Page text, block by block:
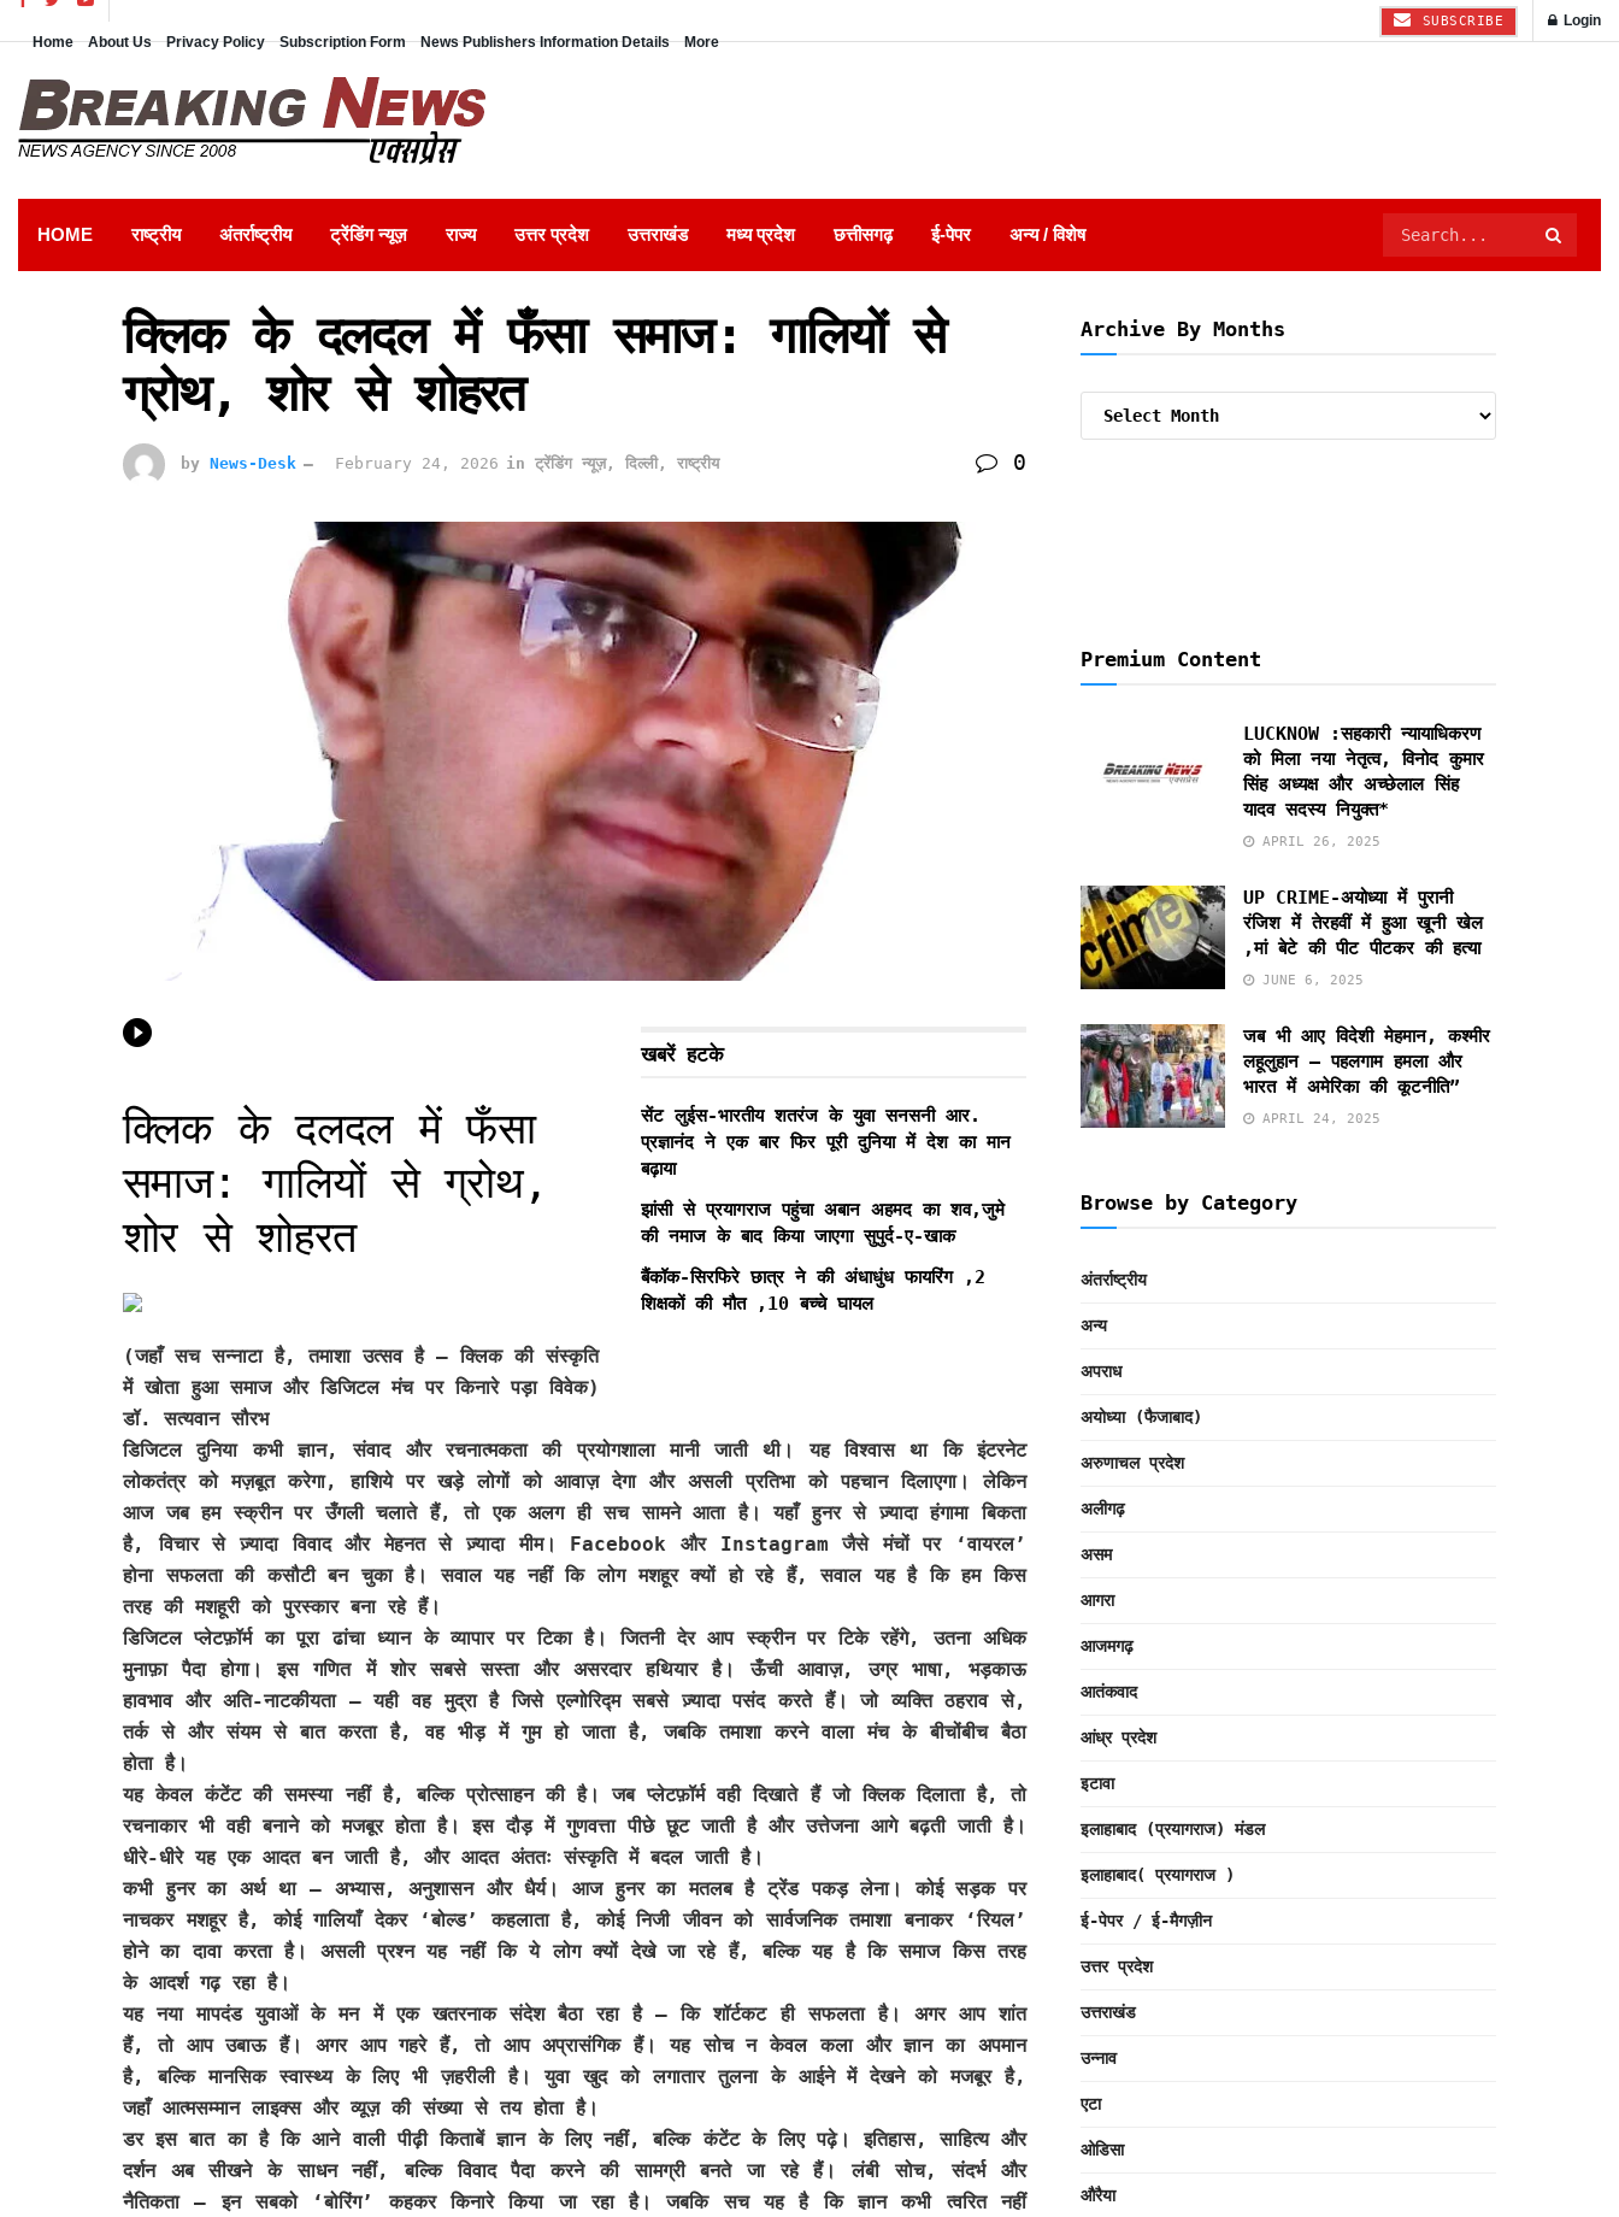
Home About Us Privacy Policy Subscription Form News Publishers Information Details More
SUBSCRIBE Login
HOME राष्ट्रीय अंतर्राष्ट्रीय ट्रेंडिंग न्यूज़ राज्य उत्तर प्रदेश उत्तराखंड मध्य प्रदेश छत्तीसगढ़ ई-पेपर अन्य / विशेष
क्लिक के दलदल में फँसा समाज: गालियों से
ग्रोथ, शोर से शोहरत
by News-Desk February 24, 2026 in ट्रेंडिंग न्यूज़, दिल्ली, राष्ट्रीय 0
खबरें हटके
सेंट लुईस-भारतीय शतरंज के युवा सनसनी आर.
प्रज्ञानंद ने एक बार फिर पूरी दुनिया में देश का मान
बढ़ाया
झांसी से प्रयागराज पहुंचा अबान अहमद का शव,जुमे
की नमाज के बाद किया जाएगा सुपुर्द-ए-खाक
बैंकॉक-सिरफिरे छात्र ने की अंधाधुंध फायरिंग ,2
शिक्षकों की मौत ,10 बच्चे घायल
क्लिक के दलदल में फँसा
समाज: गालियों से ग्रोथ,
शोर से शोहरत
(जहाँ सच सन्नाटा है, तमाशा उत्सव है — क्लिक की संस्कृति
में खोता हुआ समाज और डिजिटल मंच पर किनारे पड़ा विवेक)
डॉ. सत्यवान सौरभ
डिजिटल दुनिया कभी ज्ञान, संवाद और रचनात्मकता की प्रयोगशाला मानी जाती थी। यह विश्वास था कि इंटरनेट
लोकतंत्र को मज़बूत करेगा, हाशिये पर खड़े लोगों को आवाज़ देगा और असली प्रतिभा को पहचान दिलाएगा। लेकिन
आज जब हम स्क्रीन पर उँगली चलाते हैं, तो एक अलग ही सच सामने आता है। यहाँ हुनर से ज़्यादा हंगामा बिकता
है, विचार से ज़्यादा विवाद और मेहनत से ज़्यादा मीम। Facebook और Instagram जैसे मंचों पर ‘वायरल’
होना सफलता की कसौटी बन चुका है। सवाल यह नहीं कि लोग मशहूर क्यों हो रहे हैं, सवाल यह है कि हम किस
तरह की मशहूरी को पुरस्कार बना रहे हैं।
डिजिटल प्लेटफ़ॉर्म का पूरा ढांचा ध्यान के व्यापार पर टिका है। जितनी देर आप स्क्रीन पर टिके रहेंगे, उतना अधिक
मुनाफ़ा पैदा होगा। इस गणित में शोर सबसे सस्ता और असरदार हथियार है। ऊँची आवाज़, उग्र भाषा, भड़काऊ
हावभाव और अति-नाटकीयता — यही वह मुद्रा है जिसे एल्गोरिद्म सबसे ज़्यादा पसंद करते हैं। जो व्यक्ति ठहराव से,
तर्क से और संयम से बात करता है, वह भीड़ में गुम हो जाता है, जबकि तमाशा करने वाला मंच के बीचोंबीच बैठा
होता है।
यह केवल कंटेंट की समस्या नहीं है, बल्कि प्रोत्साहन की है। जब प्लेटफ़ॉर्म वही दिखाते हैं जो क्लिक दिलाता है, तो
रचनाकार भी वही बनाने को मजबूर होता है। इस दौड़ में गुणवत्ता पीछे छूट जाती है और उत्तेजना आगे बढ़ती जाती है।
धीरे-धीरे यह एक आदत बन जाती है, और आदत अंततः संस्कृति में बदल जाती है।
कभी हुनर का अर्थ था — अभ्यास, अनुशासन और धैर्य। आज हुनर का मतलब है ट्रेंड पकड़ लेना। कोई सड़क पर
नाचकर मशहूर है, कोई गालियाँ देकर ‘बोल्ड’ कहलाता है, कोई निजी जीवन को सार्वजनिक तमाशा बनाकर ‘रियल’
होने का दावा करता है। असली प्रश्न यह नहीं कि ये लोग क्यों देखे जा रहे हैं, बल्कि यह है कि समाज किस तरह
के आदर्श गढ़ रहा है।
यह नया मापदंड युवाओं के मन में एक खतरनाक संदेश बैठा रहा है — कि शॉर्टकट ही सफलता है। अगर आप शांत
हैं, तो आप उबाऊ हैं। अगर आप गहरे हैं, तो आप अप्रासंगिक हैं। यह सोच न केवल कला और ज्ञान का अपमान
है, बल्कि मानसिक स्वास्थ्य के लिए भी ज़हरीली है। युवा खुद को लगातार तुलना के आईने में देखने को मजबूर है,
जहाँ आत्मसम्मान लाइक्स और व्यूज़ की संख्या से तय होता है।
डर इस बात का है कि आने वाली पीढ़ी किताबें ज्ञान के लिए नहीं, बल्कि कंटेंट के लिए पढ़े। इतिहास, साहित्य और
दर्शन अब सीखने के साधन नहीं, बल्कि विवाद पैदा करने की सामग्री बनते जा रहे हैं। लंबी सोच, संदर्भ और
नैतिकता — इन सबको ‘बोरिंग’ कहकर किनारे किया जा रहा है। जबकि सच यह है कि ज्ञान कभी त्वरित नहीं
Archive By Months
Premium Content
LUCKNOW :सहकारी न्यायाधिकरण
को मिला नया नेतृत्व, विनोद कुमार
सिंह अध्यक्ष और अच्छेलाल सिंह
यादव सदस्य नियुक्त*
APRIL 26, 2025
UP CRIME-अयोध्या में पुरानी
रंजिश में तेरहवीं में हुआ खूनी खेल
,मां बेटे की पीट पीटकर की हत्या
JUNE 6, 2025
जब भी आए विदेशी मेहमान, कश्मीर
लहूलुहान – पहलगाम हमला और
भारत में अमेरिका की कूटनीति”
APRIL 24, 2025
Browse by Category
अंतर्राष्ट्रीय
अन्य
अपराध
अयोध्या (फैजाबाद)
अरुणाचल प्रदेश
अलीगढ़
असम
आगरा
आजमगढ़
आतंकवाद
आंध्र प्रदेश
इटावा
इलाहाबाद (प्रयागराज) मंडल
इलाहाबाद( प्रयागराज )
ई-पेपर / ई-मैगज़ीन
उत्तर प्रदेश
उत्तराखंड
उन्नाव
एटा
ओडिसा
औरैया